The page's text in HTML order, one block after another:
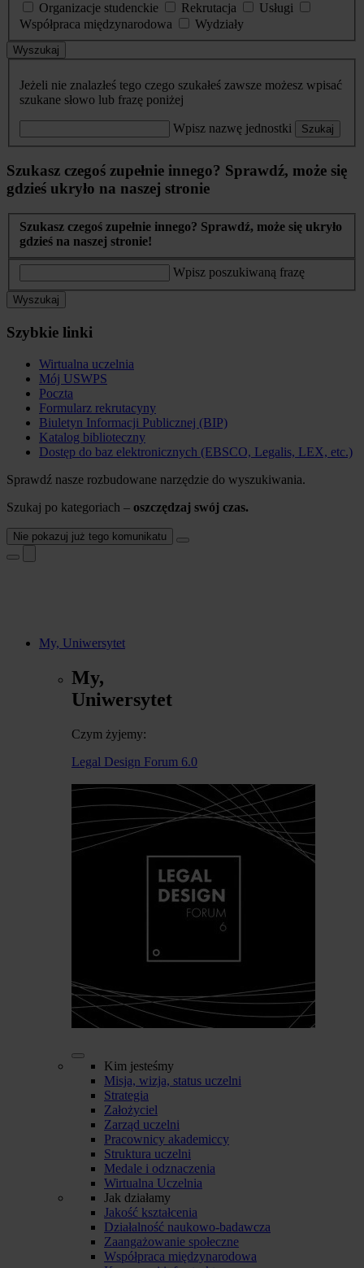
Organizacje studenckie
Rekrutacja
Usługi
Współpraca międzynarodowa
Wydziały
Wyszukaj
Jeżeli nie znalazłeś tego czego szukałeś zawsze możesz wpisać
szukane słowo lub frazę poniżej
Wpisz nazwę jednostki Szukaj
Szukasz czegoś zupełnie innego? Sprawdź, może się
gdzieś ukryło na naszej stronie
Szukasz czegoś zupełnie innego? Sprawdź, może się ukryło
gdzieś na naszej stronie!
Wpisz poszukiwaną frazę
Wyszukaj
Szybkie linki
Wirtualna uczelnia
Mój USWPS
Poczta
Formularz rekrutacyny
Biuletyn Informacji Publicznej (BIP)
Katalog biblioteczny
Dostęp do baz elektronicznych (EBSCO, Legalis, LEX, etc.)
Sprawdź nasze rozbudowane narzędzie do wyszukiwania.
Szukaj po kategoriach – oszczędzaj swój czas.
Nie pokazuj już tego komunikatu
My, Uniwersytet
My,
Uniwersytet
Czym żyjemy:
Legal Design Forum 6.0
Kim jesteśmy
Misja, wizja, status uczelni
Strategia
Założyciel
Zarząd uczelni
Pracownicy akademiccy
Struktura uczelni
Medale i odznaczenia
Wirtualna Uczelnia
Jak działamy
Jakość kształcenia
Działalność naukowo-badawcza
Zaangażowanie społeczne
Współpraca międzynarodowa